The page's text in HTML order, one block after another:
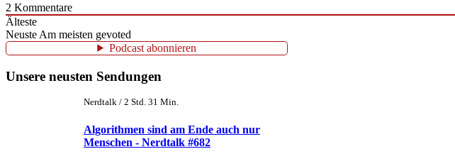
2 Kommentare
Älteste
Neuste Am meisten gevoted
Podcast abonnieren
Unsere neusten Sendungen
Nerdtalk / 2 Std. 31 Min.
Algorithmen sind am Ende auch nur
Menschen - Nerdtalk #682